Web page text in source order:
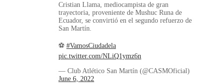
Cristian Llama, mediocampista de gran
trayectoria, proveniente de Mushuc Runa de
Ecuador, se convirtió en el segundo refuerzo de
San Martín.
⚽️ #VamosCiudadela
pic.twitter.com/NLiQ1ymz6n
— Club Atlético San Martín (@CASMOficial)
June 6, 2022